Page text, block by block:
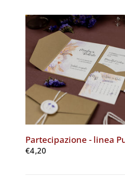
Partecipazione - linea
€4,20